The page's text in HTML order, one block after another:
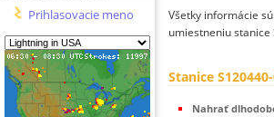
Prihlasovacie meno
Všetky informácie
umiestneniu stanice
Stanice
Nahrať